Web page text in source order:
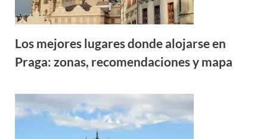
Los mejores lugares donde alojarse en
Praga: zonas, recomendaciones y mapa